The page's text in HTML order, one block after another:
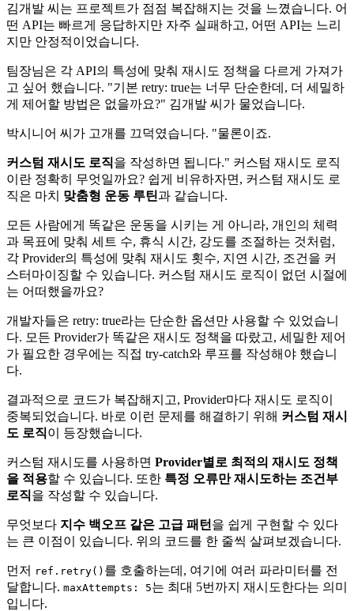
김개발 씨는 프로젝트가 점점 복잡해지는 것을 느꼈습니다. 어
떤 API는 빠르게 응답하지만 자주 실패하고, 어떤 API는 느리
지만 안정적이었습니다.
팀장님은 각 API의 특성에 맞춰 재시도 정책을 다르게 가져가
고 싶어 했습니다. "기본 retry: true는 너무 단순한데, 더 세밀하
게 제어할 방법은 없을까요?" 김개발 씨가 물었습니다.
박시니어 씨가 고개를 끄덕였습니다. "물론이죠.
커스텀 재시도 로직을 작성하면 됩니다." 커스텀 재시도 로직
이란 정확히 무엇일까요? 쉽게 비유하자면, 커스텀 재시도 로
직은 마치 맞춤형 운동 루틴과 같습니다.
모든 사람에게 똑같은 운동을 시키는 게 아니라, 개인의 체력
과 목표에 맞춰 세트 수, 휴식 시간, 강도를 조절하는 것처럼,
각 Provider의 특성에 맞춰 재시도 횟수, 지연 시간, 조건을 커
스터마이징할 수 있습니다. 커스텀 재시도 로직이 없던 시절에
는 어떠했을까요?
개발자들은 retry: true라는 단순한 옵션만 사용할 수 있었습니
다. 모든 Provider가 똑같은 재시도 정책을 따랐고, 세밀한 제어
가 필요한 경우에는 직접 try-catch와 루프를 작성해야 했습니
다.
결과적으로 코드가 복잡해지고, Provider마다 재시도 로직이
중복되었습니다. 바로 이런 문제를 해결하기 위해 커스텀 재시
도 로직이 등장했습니다.
커스텀 재시도를 사용하면 Provider별로 최적의 재시도 정책
을 적용할 수 있습니다. 또한 특정 오류만 재시도하는 조건부
로직을 작성할 수 있습니다.
무엇보다 지수 백오프 같은 고급 패턴 을 쉽게 구현할 수 있다
는 큰 이점이 있습니다. 위의 코드를 한 줄씩 살펴보겠습니다.
먼저 ref.retry() 를 호출하는데, 여기에 여러 파라미터를 전
달합니다. maxAttempts: 5는 최대 5번까지 재시도한다는 의미
입니다.